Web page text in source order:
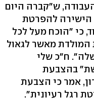
ש"קברה היום
הישירה להפרטת
כי "הוכח מעל לכל
המולדת מאשר לגאול
ח"כ שלי
בהצבעת
אמר כי הצבעת
רגל רעיונית".